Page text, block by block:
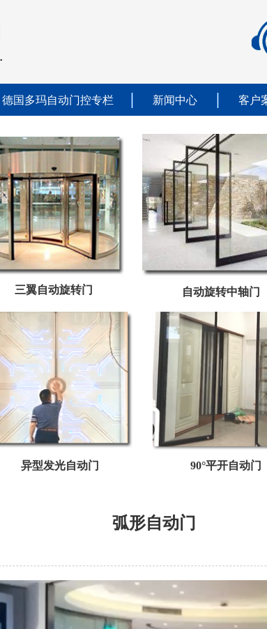
德国多玛自动门控专栏 新闻中心 客户
三翼自动旋转门 自动旋转中轴门
异型发光自动门 90°平开自动门
弧形自动门